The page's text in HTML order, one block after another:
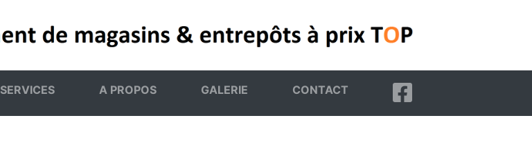
SERVICES A PROPOS GALERIE CONTACT